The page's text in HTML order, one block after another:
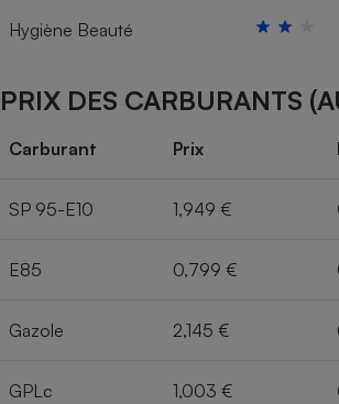
Hygiène Beauté
PRIX DES CARBURANTS
Carburant Prix
SP 95-E10 1,949 €
E85 0,799 €
Gazole 2,145 €
GPLc 1,003 €